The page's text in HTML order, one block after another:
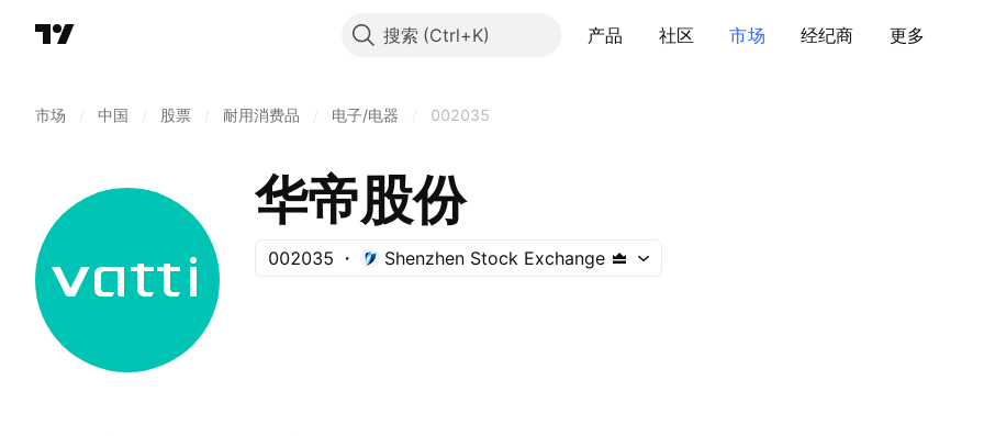
搜索 产品 社区 市场 经纪商 更多
市场 中国 股票 耐用消费品 电子/电器 002035
华帝股份
002035 Shenzhen Stock Exchange